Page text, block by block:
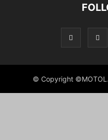
© Copyright